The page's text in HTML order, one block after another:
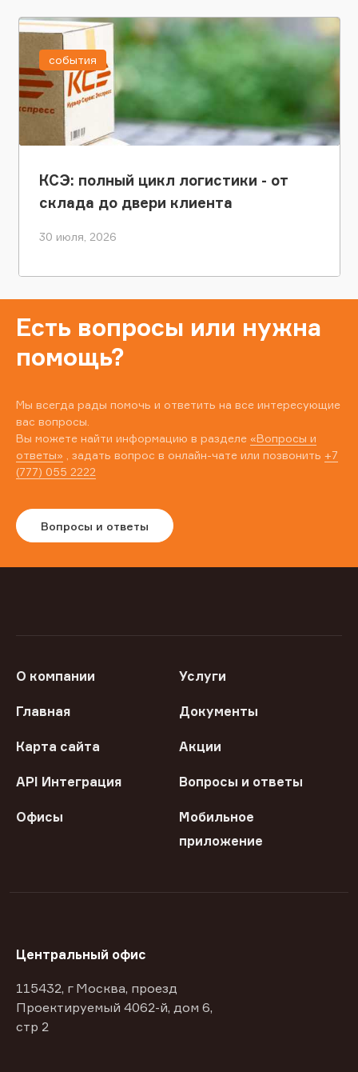
КСЭ: полный цикл логистики - от
склада до двери клиента
30 июля, 2026
события
Есть вопросы или нужна
помощь?
Мы всегда рады помочь и ответить на все интересующие
вас вопросы.
Вы можете найти информацию в разделе «Вопросы и
ответы» , задать вопрос в онлайн-чате или позвонить +7
(777) 055 2222
Вопросы и ответы
О компании Услуги
Главная Документы
Карта сайта Акции
API Интеграция Вопросы и ответы
Офисы
Мобильное
приложение
Центральный офис
115432, г Москва, проезд
Проектируемый 4062-й, дом 6,
стр 2